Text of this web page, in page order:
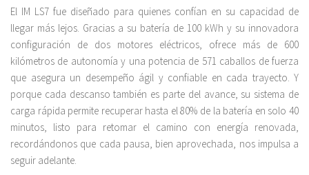
El IM LS7 fue diseñado para quienes confían en su capacidad de
llegar más lejos. Gracias a su batería de 100 kWh y su innovadora
configuración de dos motores eléctricos, ofrece más de 600
kilómetros de autonomía y una potencia de 571 caballos de fuerza
que asegura un desempeño ágil y confiable en cada trayecto. Y
porque cada descanso también es parte del avance, su sistema de
carga rápida permite recuperar hasta el 80% de la batería en solo 40
minutos, listo para retomar el camino con energía renovada,
recordándonos que cada pausa, bien aprovechada, nos impulsa a
seguir adelante.